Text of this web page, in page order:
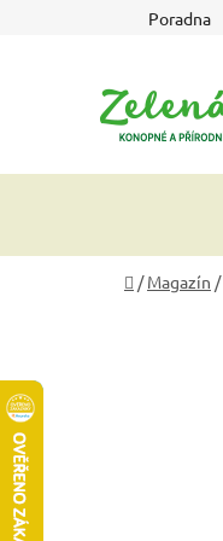
Poradna
Domů
/ Magazín /